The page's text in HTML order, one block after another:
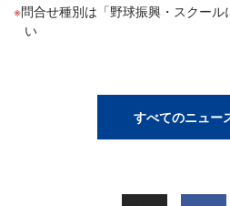
問合せ種別は「野球振興・スクー
い
すべてのニュー